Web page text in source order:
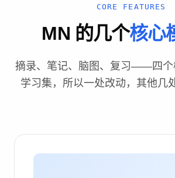
CORE FEATURES
MN 的几个核心
摘录、笔记、脑图、复习——四个
学习集，所以一处改动，其他几